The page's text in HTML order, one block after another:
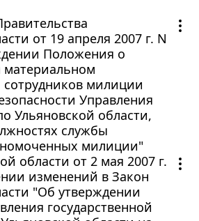
от 19 апреля 2007 г. N
Положения о
милиции
Управления
Ульяновской области,
службы
милиции"
области от 2 мая 2007 г.
изменений в Закон
"Об утверждении
государственной